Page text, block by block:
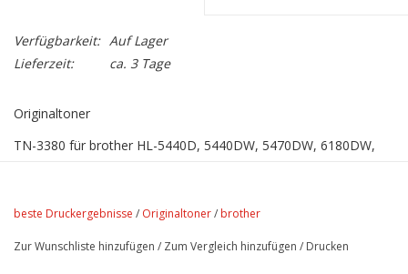
Verfügbarkeit: Auf Lager
Lieferzeit:
ca. 3 Tage
Originaltoner
TN-3380 für brother HL-5440D, 5440DW, 5470DW, 6180DW,
beste Druckergebnisse / Originaltoner/ brother
Zur Wunschliste hinzufügen / Zum Vergleich hinzufügen / Drucken